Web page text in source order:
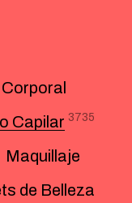
Capilar 3735
Maquillaje
de Belleza